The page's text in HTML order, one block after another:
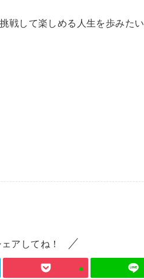
戦して楽しめる人生を歩みたい
アしてね！